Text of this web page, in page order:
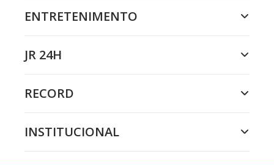
ENTRETENIMENTO
JR 24H
RECORD
INSTITUCIONAL